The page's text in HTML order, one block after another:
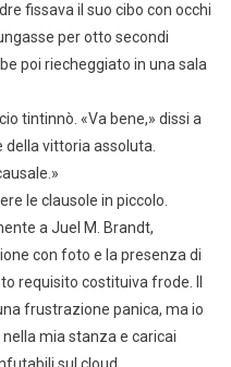
fissava il suo cibo con occhi
per otto secondi
poi riecheggiato in una sala
tintinnò. «Va bene,» dissi a
della vittoria assoluta.
le clausole in piccolo.
a Juel M. Brandt,
con foto e la presenza di
requisito costituiva frode. Il
frustrazione panica, ma io
mia stanza e caricai
sul cloud.